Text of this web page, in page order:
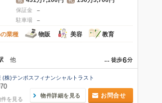
保証金 －
駐車場
－
業種
物販 美容 教育
… 徒歩6分
他
(株)テンポスフィナンシャルトラスト
を見る
物件詳細を見る お問合せ